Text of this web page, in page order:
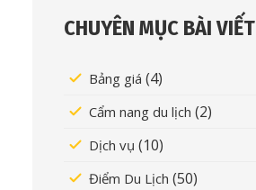
CHUYÊN MỤC BÀI VIẾT
Bảng giá (4)
Cẩm nang du lịch (2)
Dịch vụ (10)
Điểm Du Lịch (50)